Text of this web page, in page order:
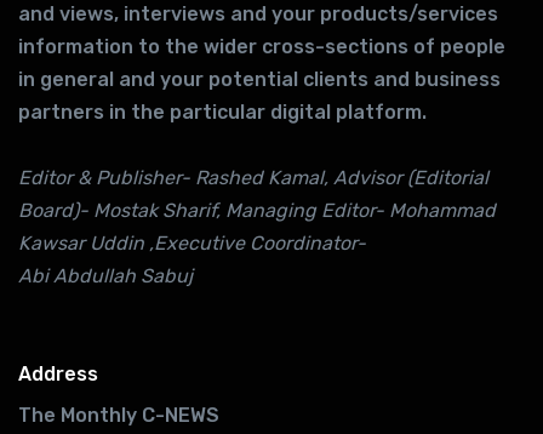
and views, interviews and your products/services
information to the wider cross-sections of people
in general and your potential clients and business
partners in the particular digital platform.
Editor & Publisher- Rashed Kamal, Advisor (Editorial
Board)- Mostak Sharif, Managing Editor- Mohammad
Kawsar Uddin ,Executive Coordinator-
Abi Abdullah Sabuj
Address
The Monthly C-NEWS